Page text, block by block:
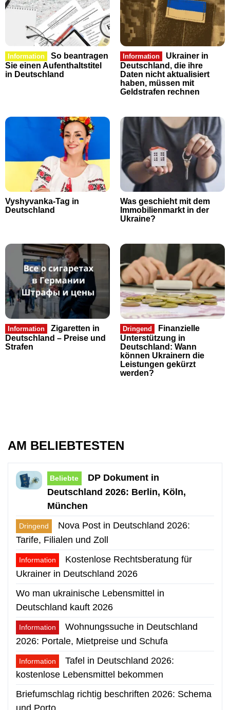
Information
So beantragen
Sie einen Aufenthaltstitel
in Deutschland
Information
Ukrainer in
Deutschland, die ihre
Daten nicht aktualisiert
haben, müssen mit
Geldstrafen rechnen
Vyshyvanka-Tag in
Deutschland
Was geschieht mit dem
Immobilienmarkt in der
Ukraine?
Information
Zigaretten in
Deutschland – Preise und
Strafen
Dringend
Finanzielle
Unterstützung in
Deutschland: Wann
können Ukrainern die
Leistungen gekürzt
werden?
AM BELIEBTESTEN
Beliebte
DP Dokument in
Deutschland 2026: Berlin, Köln,
München
Dringend
Nova Post in Deutschland 2026:
Tarife, Filialen und Zoll
Information
Kostenlose Rechtsberatung für
Ukrainer in Deutschland 2026
Wo man ukrainische Lebensmittel in
Deutschland kauft 2026
Information
Wohnungssuche in Deutschland
2026: Portale, Mietpreise und Schufa
Information
Tafel in Deutschland 2026:
kostenlose Lebensmittel bekommen
Briefumschlag richtig beschriften 2026: Schema